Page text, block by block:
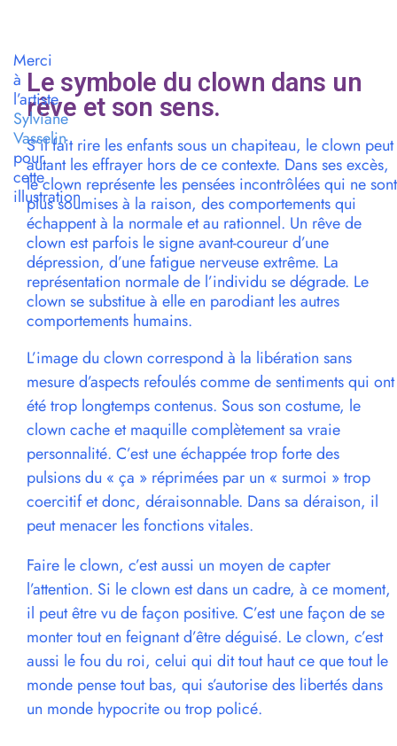
Le symbole du clown dans un
rêve et son sens.
S’il fait rire les enfants sous un chapiteau, le clown peut
autant les effrayer hors de ce contexte. Dans ses excès,
le clown représente les pensées incontrôlées qui ne sont
plus soumises à la raison, des comportements qui
échappent à la normale et au rationnel. Un rêve de
clown est parfois le signe avant-coureur d’une
dépression, d’une fatigue nerveuse extrême. La
représentation normale de l’individu se dégrade. Le
clown se substitue à elle en parodiant les autres
comportements humains.
L’image du clown correspond à la libération sans
mesure d’aspects refoulés comme de sentiments qui ont
été trop longtemps contenus. Sous son costume, le
clown cache et maquille complètement sa vraie
personnalité. C’est une échappée trop forte des
pulsions du « ça » réprimées par un « surmoi » trop
coercitif et donc, déraisonnable. Dans sa déraison, il
peut menacer les fonctions vitales.
Faire le clown, c’est aussi un moyen de capter
l’attention. Si le clown est dans un cadre, à ce moment,
il peut être vu de façon positive. C’est une façon de se
monter tout en feignant d’être déguisé. Le clown, c’est
aussi le fou du roi, celui qui dit tout haut ce que tout le
monde pense tout bas, qui s’autorise des libertés dans
un monde hypocrite ou trop policé.
Merci
à
l’artiste
Sylviane
Vasselin
pour
cette
illustration